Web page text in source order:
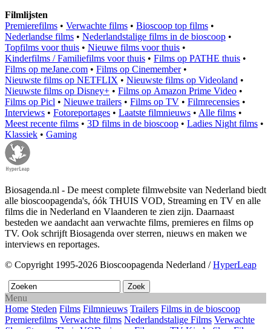
Filmlijsten
Premierefilms • Verwachte films • Bioscoop top films •
Nederlandse films • Nederlandstalige films in de bioscoop •
Topfilms voor thuis • Nieuwe films voor thuis •
Kinderfilms / Familiefilms voor thuis • Films op PATHE thuis •
Films op meJane.com • Films op Cinemember•
Nieuwste films op NETFLIX • Nieuwste films op Videoland •
Nieuwste films op Disney+ • Films op Amazon Prime Video •
Films op Picl • Nieuwe trailers • Films op TV • Filmrecensies •
Interviews • Fotoreportages • Laatste filmnieuws • Alle films •
Meest recente films • 3D films in de bioscoop • Ladies Night films •
Klassiek • Gaming
Biosagenda.nl - De meest complete filmwebsite van Nederland biedt
alle bioscoopagenda's, óók THUIS VOD, Streaming en TV en alle
films die in Nederland en Vlaanderen te zien zijn. Daarnaast
besteden we aandacht aan verwachte films, premieres en films op
TV. Ook schrijft Biosagenda over sterren, nieuws en maken we
interviews en reportages.
© Copyright 1995-2026 Bioscoopagenda Nederland /HyperLeap
Menu
Home Steden Films Filmnieuws Trailers Films in de bioscoop
Premierefilms Verwachte films Nederlandstalige Films Verwachte